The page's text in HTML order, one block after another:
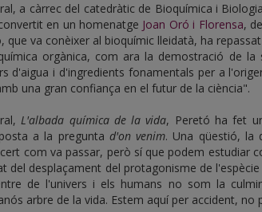
a càrrec del catedràtic de Bioquímica i
en un homenatge Joan Oró i Florensa,
que va conèixer al bioquímic lleidatà, ha
orgànica, com ara la demostració de la
d'aigua i d'ingredients fonamentals per a
una gran confiança en el futur de la ciència".
L'albada química de la vida, Peretó ha fet
a la pregunta d'on venim. Una qüestió, la
com va passar, però sí que podem estudiar
del desplaçament del protagonisme de
de l'univers i els humans no som la
arbre de la vida. Estem aquí per accident, no